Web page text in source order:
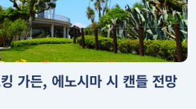
가든, 에노시마 시 캔들 전망